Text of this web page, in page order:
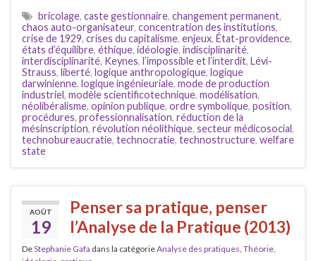
bricolage, caste gestionnaire, changement permanent,
chaos auto-organisateur, concentration des institutions,
crise de 1929, crises du capitalisme, enjeux, État-providence,
états d’équilibre, éthique, idéologie, indisciplinarité,
interdisciplinarité, Keynes, l’impossible et l’interdit, Lévi-
Strauss, liberté, logique anthropologique, logique
darwinienne, logique ingénieuriale, mode de production
industriel, modèle scientificotechnique, modélisation,
néolibéralisme, opinion publique, ordre symbolique, position,
procédures, professionnalisation, réduction de la
mésinscription, révolution néolithique, secteur médicosocial,
technobureaucratie, technocratie, technostructure, welfare
state
AOÛT
19
Penser sa pratique, penser
l’Analyse de la Pratique (2013)
DeStephanie Gafa dans la catégorieAnalyse des pratiques Théorie,